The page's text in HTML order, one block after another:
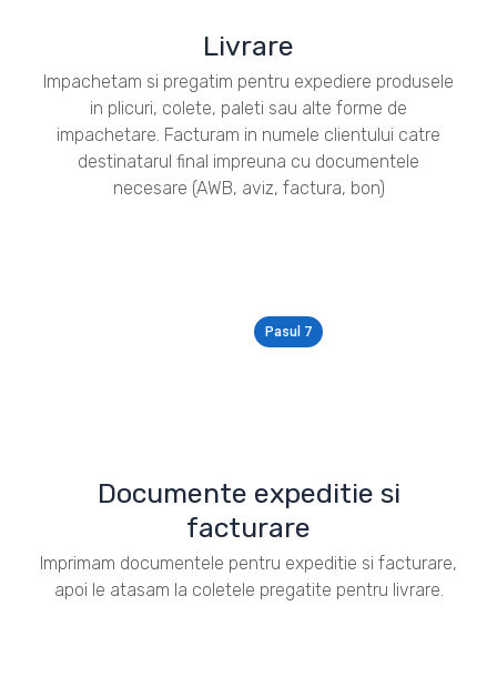
Livrare
Impachetam si pregatim pentru expediere produsele
in plicuri, colete, paleti sau alte forme de
impachetare. Facturam in numele clientului catre
destinatarul final impreuna cu documentele
necesare (AWB, aviz, factura, bon)
Pasul 7
Documente expeditie si
facturare
Imprimam documentele pentru expeditie si facturare,
apoi le atasam la coletele pregatite pentru livrare.